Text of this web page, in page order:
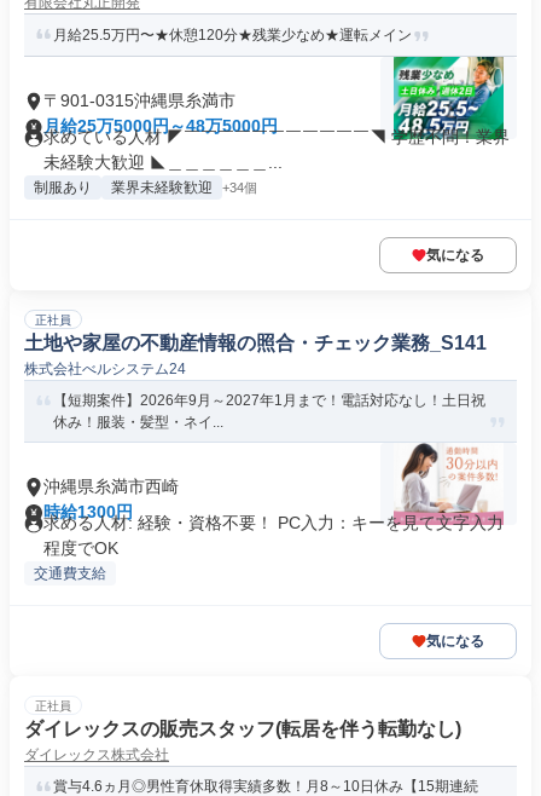
月給25.5万円〜★休憩120分★残業少なめ★運転メイン
〒901-0315沖縄県糸満市
月給25万5000円～48万5000円
求めている人材 ◤￣￣￣￣￣￣￣￣￣￣￣◥ 学歴不問！業界
未経験大歓迎 ◣＿＿＿＿＿＿...
制服あり 業界未経験歓迎 +34個
気になる
正社員
土地や家屋の不動産情報の照合・チェック業務_S141
株式会社べルシステム24
【短期案件】2026年9月～2027年1月まで！電話対応なし！土日祝
休み！服装・髪型・ネイ...
沖縄県糸満市西崎
時給1300円
求める人材: ​経験・資格不要！ PC入力：キーを見て文字入力
程度でOK
交通費支給
気になる
正社員
ダイレックスの販売スタッフ(転居を伴う転勤なし)
ダイレックス株式会社
賞与4.6ヵ月◎男性育休取得実績多数！月8～10日休み【15期連続